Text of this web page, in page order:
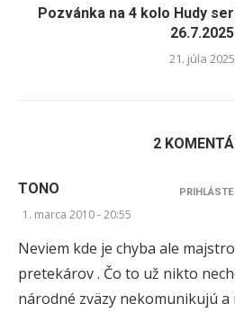
Pozvánka na 4 kolo Hudy
26.7.2025
21. júla 2025
2
TONO
1. marca 2010 - 20:55
Neviem kde je chyba ale
pretekárov . Čo to už nikto
národné zväzy nekomunikujú a